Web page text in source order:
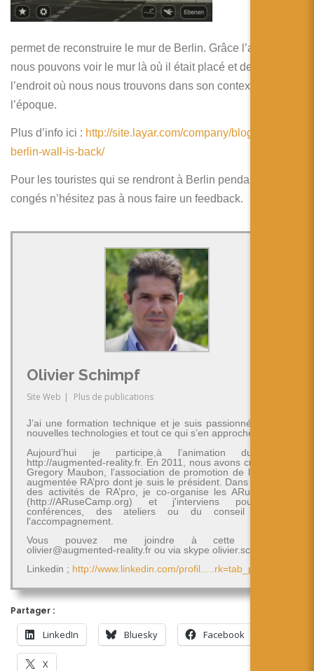
Español
permet de reconstruire le mur de Berlin. Grâce l’application
nous pouvons voir le mur là où il était placé et de remettre
l’endroit où nous nous trouvons dans son contexte de
l’époque.
Plus d’info ici : http://site.layar.com/company/blog/the-
berlin-wall-is-back/
Pour les touristes qui se rendront à Berlin pendant les
congés n’hésitez pas à nous faire un feedback.
Olivier Schimpf
Site Web | Plus de publications
J’ai une formation technique et je suis passionné par les
nouvelles technologies et tout ce qui s’en approche.
Aujourd’hui je participe,à l’animation du blog
http://augmented-reality.fr. En 2011, nous avons créé avec
Gregory Maubon, l’association de promotion de la réalité
augmentée RA’pro dont je suis le président. Dans le cadre
des activités de RA’pro, je co-organise les ARuseCamp
(http://ARuseCamp.org) et j'interviens pour des
conférences, des ateliers ou du conseil et de
l'accompagnement.
Vous pouvez me joindre à cette adresse
olivier@augmented-reality.fr ou via skype olivier.schimpf
Linkedin ; http://www.linkedin.com/profil.....rk=tab_pro
Partager :
LinkedIn Bluesky Facebook
X